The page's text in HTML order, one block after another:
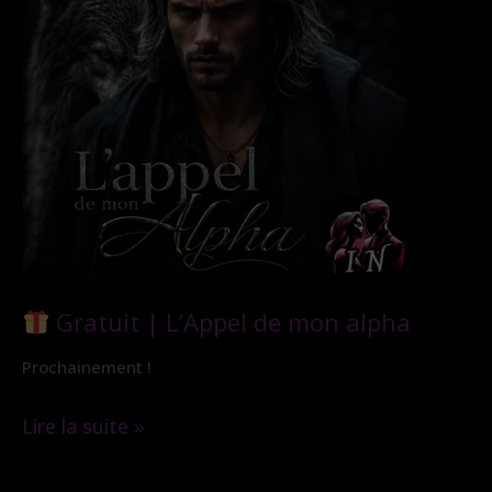
Gratuit | L’Appel de mon alpha
Prochainement !
Lire la suite »